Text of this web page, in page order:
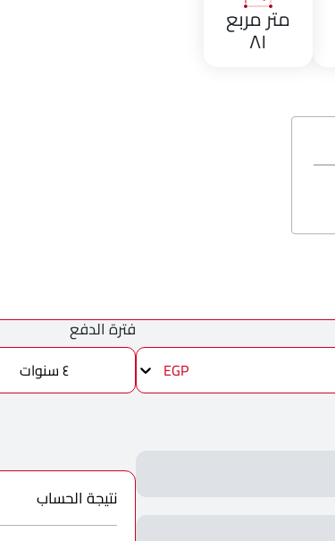
متر مربع
٨١
EGP
فترة الدفع
٤ سنوات
نتيجة الحساب